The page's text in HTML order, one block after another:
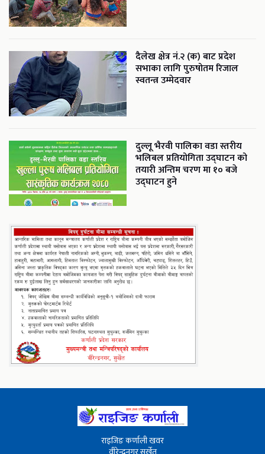
दैलेख क्षेत्र नं.२ (क) बाट प्रदेश
सभाका लागि पुरुषोतम रिजाल
स्वतन्त्र उम्मेदवार
दुल्लू भैरवी पालिका वडा स्तरीय
भलिबल प्रतियोगिता उद्घाटन को
तयारी अन्तिम चरण मा १० बजे
उद्घाटन हुने
राइजिङ कर्णाली खवर